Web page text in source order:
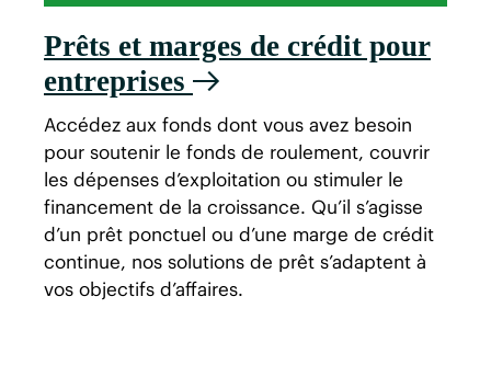
Prêts et marges de crédit pour
entreprises
Accédez aux fonds dont vous avez besoin
pour soutenir le fonds de roulement, couvrir
les dépenses d’exploitation ou stimuler le
financement de la croissance. Qu’il s’agisse
d’un prêt ponctuel ou d’une marge de crédit
continue, nos solutions de prêt s’adaptent à
vos objectifs d’affaires.